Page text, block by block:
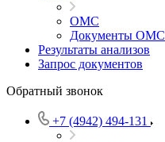
ОМС
Документы ОМС
Результаты анализов
Запрос документов
Обратный звонок
+7 (4942) 494-131